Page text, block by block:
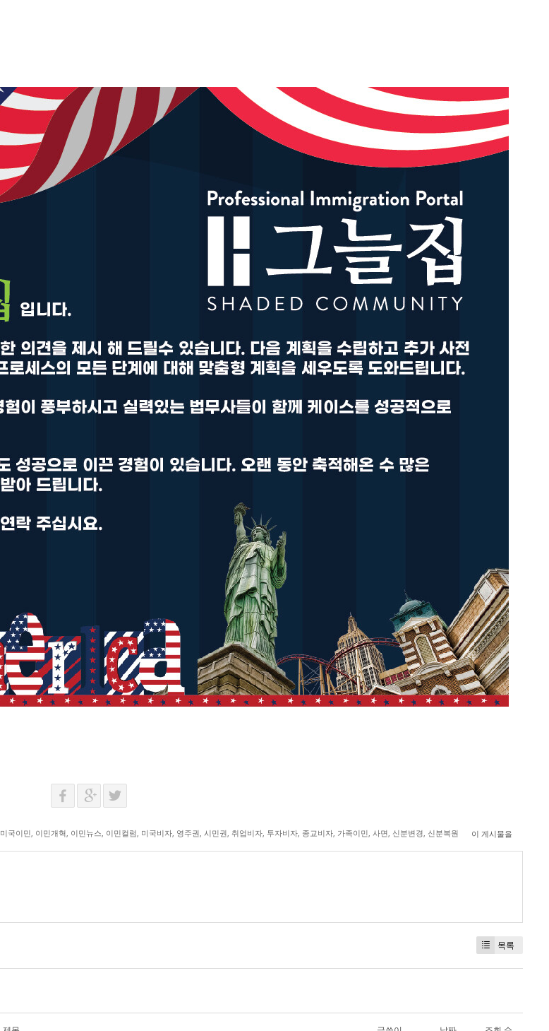
미국이민, 이민개혁, 이민뉴스, 이민컬럼, 미국비자, 영주권, 시민권, 취업비자, 투자비자, 종교비자, 가족이민, 사면, 신분변경, 신분복원 이 게시물을
목록